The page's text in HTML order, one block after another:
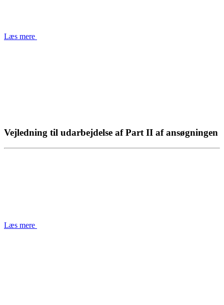
Læs mere
Vejledning til udarbejdelse af Part II af ansøgningen
Læs mere